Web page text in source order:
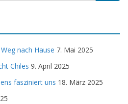
nach Hause 7. Mai 2025
Chiles 9. April 2025
fasziniert uns 18. März 2025